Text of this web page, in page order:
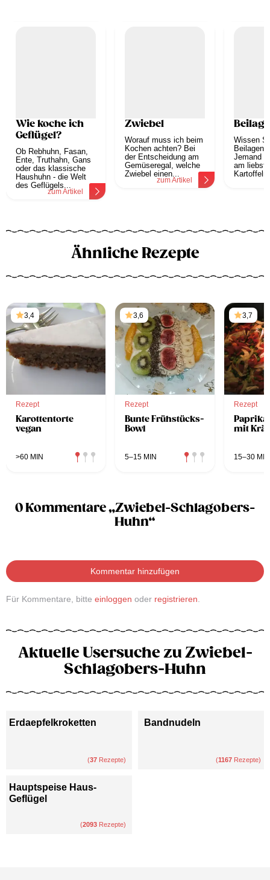
Wie koche ich
Geflügel?
Ob Rebhuhn, Fasan,
Ente, Truthahn, Gans
oder das klassische
Haushuhn - die Welt
des Geflügels...
zum Artikel
Zwiebel
Worauf muss ich beim
Kochen achten? Bei
der Entscheidung am
Gemüseregal, welche
Zwiebel einen...
zum Artikel
Wissen
Jemand
am
Ähnliche Rezepte
3,4
Rezept
Karottentorte
vegan
>60 MIN
3,6
Rezept
Bunte Frühstücks-
Bowl
5–15 MIN
3,7
Rezept
mit
15–30 MIN
0 Kommentare „Zwiebel-Schlagobers-
Huhn“
Kommentar hinzufügen
Für Kommentare, bitte einloggen oder registrieren
Aktuelle Usersuche zu Zwiebel-
Schlagobers-Huhn
Erdaepfelkroketten
(37 Rezepte)
Bandnudeln
(1167 Rezepte)
Hauptspeise Haus-
Geflügel
(2093 Rezepte)